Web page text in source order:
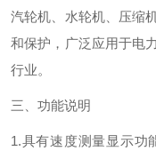
汽轮机、水轮机、压缩
和保护， 广泛应用于电
行业。
三、功能说明
1.具有速度测量显示功